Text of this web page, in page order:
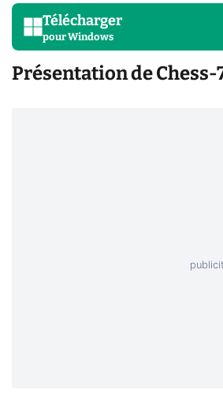
Télécharger
pourWindows
Présentation de Chess-